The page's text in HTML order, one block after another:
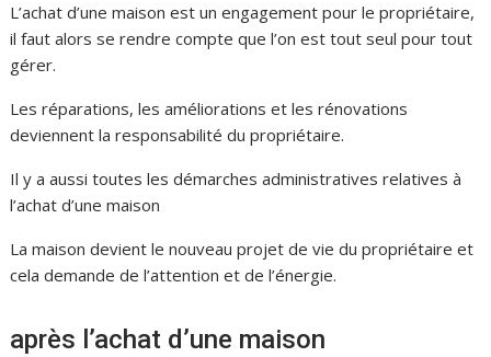
L’achat d’une maison est un engagement pour le propriétaire,
il faut alors se rendre compte que l’on est tout seul pour tout
gérer.
Les réparations, les améliorations et les rénovations
deviennent la responsabilité du propriétaire.
Il y a aussi toutes les démarches administratives relatives à
l’achat d’une maison
La maison devient le nouveau projet de vie du propriétaire et
cela demande de l’attention et de l’énergie.
après l’achat d’une maison